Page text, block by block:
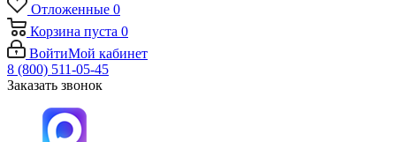
Отложенные 0
Корзина пуста 0
ВойтиМой кабинет
8 (800) 511-05-45
Заказать звонок